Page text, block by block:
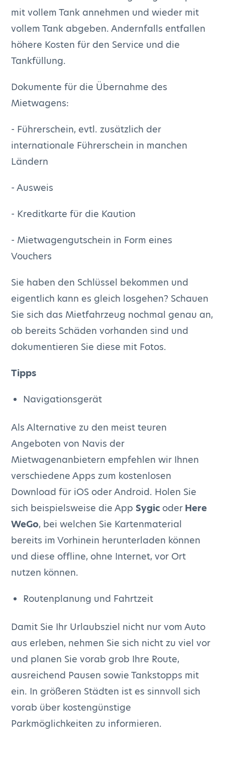
mit vollem Tank annehmen und wieder mit
vollem Tank abgeben. Andernfalls entfallen
höhere Kosten für den Service und die
Tankfüllung.
Dokumente für die Übernahme des
Mietwagens:
- Führerschein, evtl. zusätzlich der
internationale Führerschein in manchen
Ländern
- Ausweis
- Kreditkarte für die Kaution
- Mietwagengutschein in Form eines
Vouchers
Sie haben den Schlüssel bekommen und
eigentlich kann es gleich losgehen? Schauen
Sie sich das Mietfahrzeug nochmal genau an,
ob bereits Schäden vorhanden sind und
dokumentieren Sie diese mit Fotos.
Tipps
Navigationsgerät
Als Alternative zu den meist teuren
Angeboten von Navis der
Mietwagenanbietern empfehlen wir Ihnen
verschiedene Apps zum kostenlosen
Download für iOS oder Android. Holen Sie
sich beispielsweise die App Sygic oder Here
WeGo, bei welchen Sie Kartenmaterial
bereits im Vorhinein herunterladen können
und diese offline, ohne Internet, vor Ort
nutzen können.
Routenplanung und Fahrtzeit
Damit Sie Ihr Urlaubsziel nicht nur vom Auto
aus erleben, nehmen Sie sich nicht zu viel vor
und planen Sie vorab grob Ihre Route,
ausreichend Pausen sowie Tankstopps mit
ein. In größeren Städten ist es sinnvoll sich
vorab über kostengünstige
Parkmöglichkeiten zu informieren.